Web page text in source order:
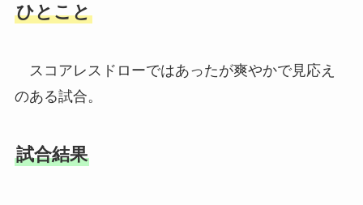
ひとこと
スコアレスドローではあったが爽やかで見応え
のある試合。
試合結果